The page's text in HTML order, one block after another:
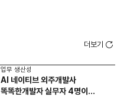
더보기
업무 생산성
AI 네이티브 외주개발사
똑똑한개발자 실무자 4명이